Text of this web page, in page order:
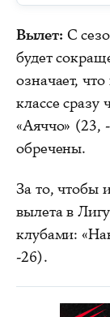
Вылет: С
будет
означает,
классе
«Аяччо» (23,
обречены.
За то, чтобы
вылета в
клубами:
-26).